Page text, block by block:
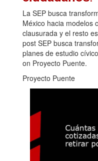
La SEP busca
México hacia modelos
clausurada y el resto
post SEP busca
planes de estudio
on Proyecto Puente.
Proyecto Puente